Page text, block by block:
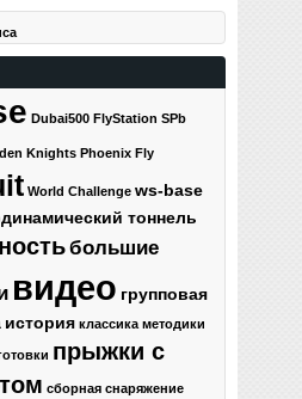
Dubai500 FlyStation SPb
Knights Phoenix Fly
World Challenge ws-base
тоннель
большие
видео групповая
история классика методики
прыжки с
сборная снаряжение